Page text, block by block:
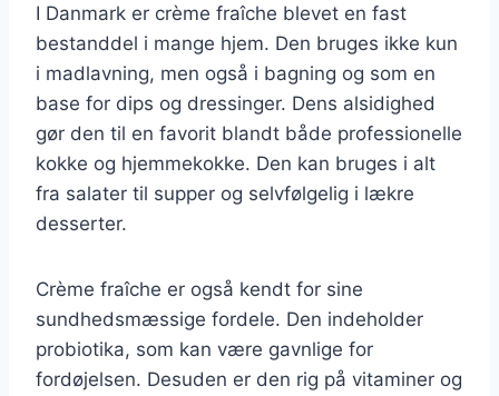
I Danmark er crème fraîche blevet en fast
bestanddel i mange hjem. Den bruges ikke kun
i madlavning, men også i bagning og som en
base for dips og dressinger. Dens alsidighed
gør den til en favorit blandt både professionelle
kokke og hjemmekokke. Den kan bruges i alt
fra salater til supper og selvfølgelig i lækre
desserter.
Crème fraîche er også kendt for sine
sundhedsmæssige fordele. Den indeholder
probiotika, som kan være gavnlige for
fordøjelsen. Desuden er den rig på vitaminer og